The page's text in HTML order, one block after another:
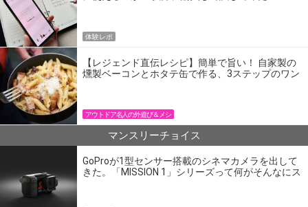
体験レポ
【レジェンド直伝レシピ】簡単で旨い！ 自家製の
燻製ベーコンとホタテ缶で作る、3ステップのワン
アウトドア名人の外遊び＆メシ
マンスリーチョイス
GoProが1型センサー搭載のシネマカメラを出して
きた。「MISSION 1」シリーズって何がそんなにス